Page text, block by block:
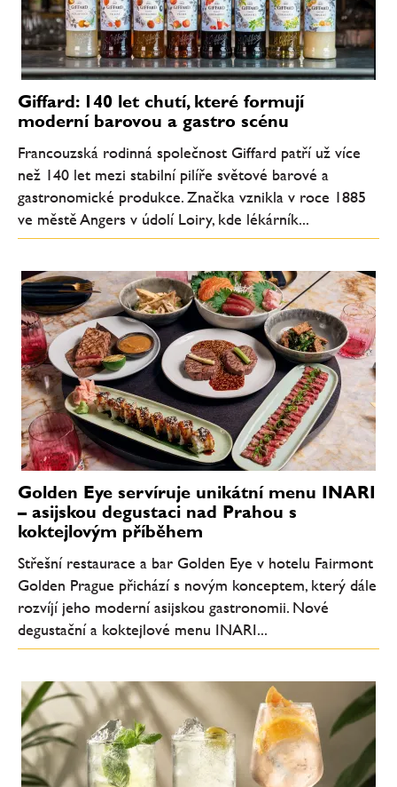
Giffard: 140 let chutí, které formují
moderní barovou a gastro scénu
Francouzská rodinná společnost Giffard patří už více
než 140 let mezi stabilní pilíře světové barové a
gastronomické produkce. Značka vznikla v roce 1885
ve městě Angers v údolí Loiry, kde lékárník...
Golden Eye servíruje unikátní menu INARI
– asijskou degustaci nad Prahou s
koktejlovým příběhem
Střešní restaurace a bar Golden Eye v hotelu Fairmont
Golden Prague přichází s novým konceptem, který dále
rozvíjí jeho moderní asijskou gastronomii. Nové
degustační a koktejlové menu INARI...